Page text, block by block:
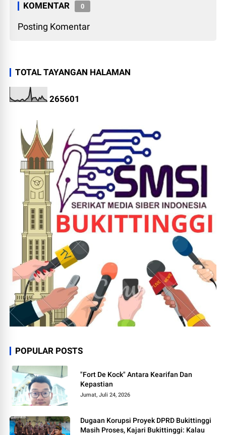
KOMENTAR 0
Posting Komentar
TOTAL TAYANGAN HALAMAN
265601
POPULAR POSTS
"Fort De Kock" Antara Kearifan Dan
Kepastian
Jumat, Juli 24, 2026
Dugaan Korupsi Proyek DPRD Bukittinggi
Masih Proses, Kajari Bukittinggi: Kalau